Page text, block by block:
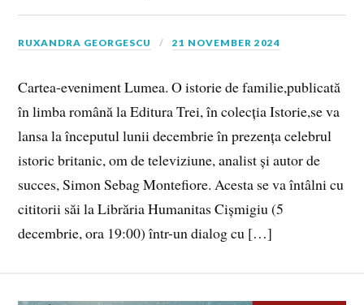
RUXANDRA GEORGESCU 21 NOVEMBER 2024
Cartea-eveniment Lumea. O istorie de familie,publicată
în limba română la Editura Trei, în colecția Istorie,se va
lansa la începutul lunii decembrie în prezența celebrul
istoric britanic, om de televiziune, analist și autor de
succes, Simon Sebag Montefiore. Acesta se va întâlni cu
cititorii săi la Librăria Humanitas Cișmigiu (5
decembrie, ora 19:00) într-un dialog cu […]